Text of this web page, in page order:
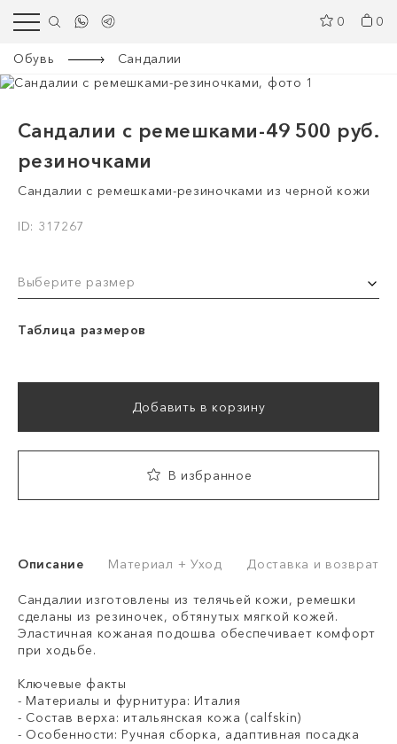
0 0
Обувь Сандалии
Сандалии с ремешками-
резиночками
49 500 руб.
Сандалии с ремешками-резиночками из черной кожи
ID: 317267
Выберите размер
Таблица размеров
Добавить в корзину
В избранное
Описание Материал + Уход Доставка и возврат
Сандалии изготовлены из телячьей кожи, ремешки
сделаны из резиночек, обтянутых мягкой кожей.
Эластичная кожаная подошва обеспечивает комфорт
при ходьбе.
Ключевые факты
- Материалы и фурнитура: Италия
- Состав верха: итальянская кожа (calfskin)
- Особенности: Ручная сборка, адаптивная посадка